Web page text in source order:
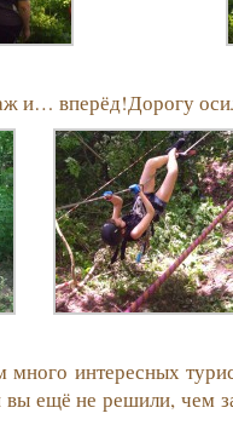
и… вперёд!Дорогу
много интересных
ещё не решили, чем